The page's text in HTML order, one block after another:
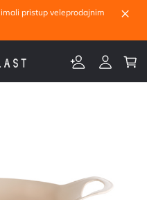
pristup veleprodajnim
×